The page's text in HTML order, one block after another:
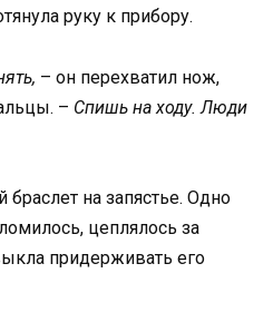
руку к прибору.
– он перехватил нож,
– Спишь на ходу. Люди
на запястье. Одно
цеплялось за
придерживать его